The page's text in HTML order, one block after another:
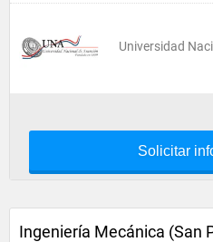
Universidad
Solicitar
Ingeniería Mecánica (San